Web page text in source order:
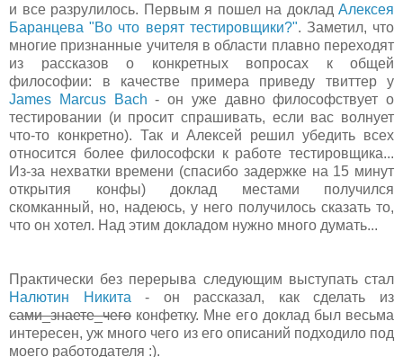
и все разрулилось. Первым я пошел на доклад Алексея
Баранцева "Во что верят тестировщики?". Заметил, что
многие признанные учителя в области плавно переходят
из рассказов о конкретных вопросах к общей
философии: в качестве примера приведу твиттер у
James Marcus Bach - он уже давно философствует о
тестировании (и просит спрашивать, если вас волнует
что-то конкретно). Так и Алексей решил убедить всех
относится более философски к работе тестировщика...
Из-за нехватки времени (спасибо задержке на 15 минут
открытия конфы) доклад местами получился
скомканный, но, надеюсь, у него получилось сказать то,
что он хотел. Над этим докладом нужно много думать...
Практически без перерыва следующим выступать стал
Налютин Никита - он рассказал, как сделать из
сами_знаете_чего конфетку. Мне его доклад был весьма
интересен, уж много чего из его описаний подходило под
моего работодателя :).